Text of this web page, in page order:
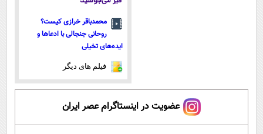
محمدباقر خرازی کیست؟
روحانی جنجالی با ادعاها و
ایده‌های تخیلی
فیلم های دیگر
عضویت در اینستاگرام عصر ایران